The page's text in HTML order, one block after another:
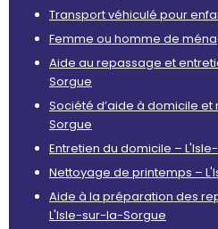
Transport véhiculé pour
Femme ou homme de
Aide au repassage et
Sorgue
Société d’aide à domicile
Sorgue
Entretien du domicile –
Nettoyage de printemps –
Aide à la préparation des
L'Isle-sur-la-Sorgue